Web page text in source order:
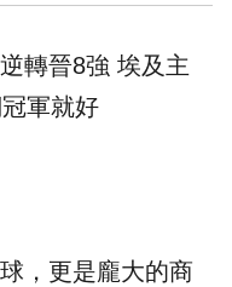
轉晉8強 埃及主
軍就好
，更是龐大的商